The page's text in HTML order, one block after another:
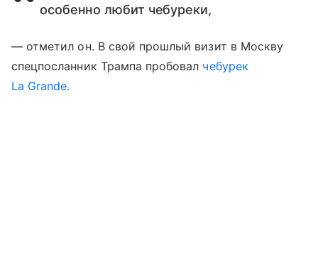
особенно любит чебуреки,
— отметил он. В свой прошлый визит в Москву
спецпосланник Трампа пробовал чебурек
La Grande.